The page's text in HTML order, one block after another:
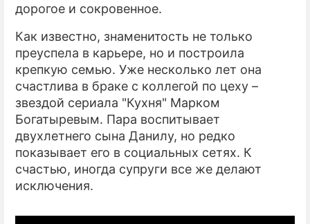
дорогое и сокровенное.
Как известно, знаменитость не только
преуспела в карьере, но и построила
крепкую семью. Уже несколько лет она
счастлива в браке с коллегой по цеху –
звездой сериала "Кухня" Марком
Богатыревым. Пара воспитывает
двухлетнего сына Данилу, но редко
показывает его в социальных сетях. К
счастью, иногда супруги все же делают
исключения.